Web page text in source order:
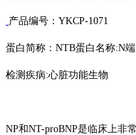
产品编号：YKCP-1071
蛋白简称：NTB蛋白名称:N端
检测疾病:心脏功能生物
NP和NT-proBNP是临床上非